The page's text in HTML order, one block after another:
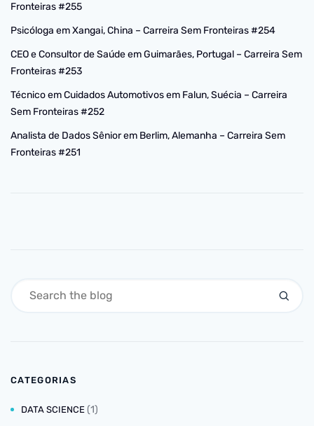
Fronteiras #255
Psicóloga em Xangai, China – Carreira Sem Fronteiras #254
CEO e Consultor de Saúde em Guimarães, Portugal – Carreira Sem
Fronteiras #253
Técnico em Cuidados Automotivos em Falun, Suécia – Carreira
Sem Fronteiras #252
Analista de Dados Sênior em Berlim, Alemanha – Carreira Sem
Fronteiras #251
CATEGORIAS
DATA SCIENCE (1)